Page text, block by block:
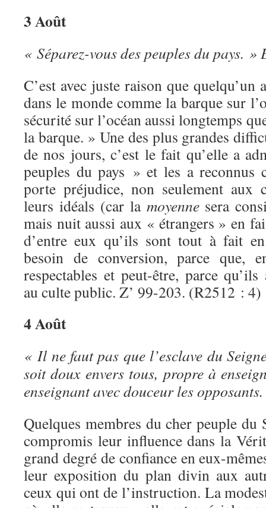
3 Août
« Séparez-vous des peuples du pays.
C’est avec juste raison que
dans le monde comme la barque sur
sécurité sur l’océan aussi longtemps
la barque. » Une des plus grandes
de nos jours, c’est le fait qu’elle a
peuples du pays » et les a reconnus
porte préjudice, non seulement aux
leurs idéals (car la moyenne sera
mais nuit aussi aux « étrangers » en
d’entre eux qu’ils sont tout à fait
besoin de conversion, parce que,
respectables et peut-être, parce
au culte public. Z’ 99-203. (R2512 : 4)
4 Août
« Il ne faut pas que l’esclave du
soit doux envers tous, propre à
enseignant avec douceur les
Quelques membres du cher peuple
compromis leur influence dans la
grand degré de confiance en eux-
leur exposition du plan divin aux
ceux qui ont de l’instruction. La